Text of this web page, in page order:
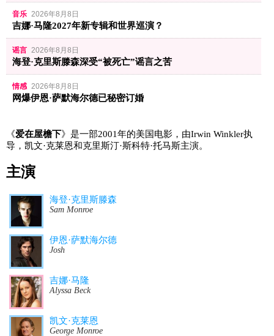
音乐 2026年8月8日
吉娜·马隆2027年新专辑和世界巡演？
谣言 2026年8月8日
海登·克里斯滕森深受“被死亡”谣言之苦
情感 2026年8月8日
网爆伊恩·萨默海尔德已秘密订婚
《爱在屋檐下》是一部2001年的美国电影，由Irwin Winkler执
导，凯文·克莱恩和克里斯汀·斯科特·托马斯主演。
主演
海登·克里斯滕森
Sam Monroe
伊恩·萨默海尔德
Josh
吉娜·马隆
Alyssa Beck
凯文·克莱恩
George Monroe